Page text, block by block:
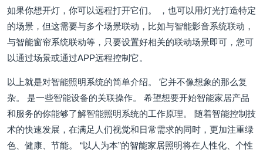
如果你想开灯，你可以远程打开它们。 ，也可以用灯光打造特定
的场景，但这需要与多个场景联动，比如与智能影音系统联动，
与智能窗帘系统联动等，只要设置好相关的联动场景即可，您可
以通过场景或通过APP远程控制它。
以上就是对智能照明系统的简单介绍。 它并不像想象的那么复
杂。 是一些智能设备的关联操作。 希望想要开始智能家居产品
和服务的你能够了解智能照明系统的工作原理。 随着智能控制技
术的快速发展，在满足人们视觉和日常需求的同时，更加注重绿
色、健康、节能。 “以人为本”的智能家居照明将在人性化、个性